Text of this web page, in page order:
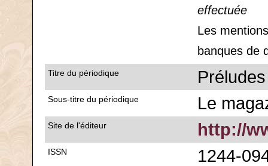
effectuée
Les
banques de
Titre du périodique Préludes
Sous-titre du périodique Le
Site de l'éditeur http://
ISSN 1244-